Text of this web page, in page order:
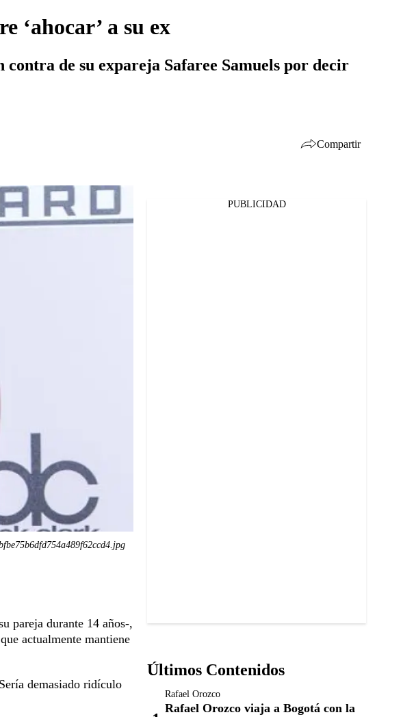
‘ahocar’ a su ex
de su expareja Safaree Samuels por decir
Compartir
pareja durante 14 años-,
actualmente mantiene
demasiado ridículo
PUBLICIDAD
Últimos Contenidos
Rafael Orozco
Rafael Orozco viaja a Bogotá con la